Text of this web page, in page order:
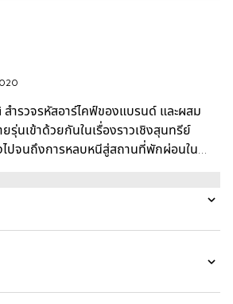
รวจรหัสอาร์ไคฟ์ของแบรนด์ และผสม
รุ่นเข้าด้วยกันในเรื่องราวเชิงสุนทรีย์
ไปจนถึงการหลบหนีสู่สถานที่พักผ่อนใน
ดเด่นด้วยลายพิมพ์ดอกไม้ Gucci ทั้งหมด